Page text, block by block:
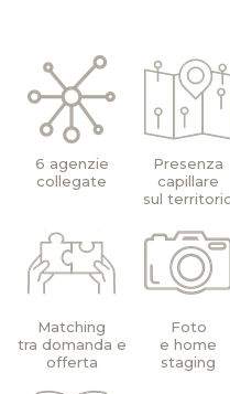
6 agenzie
collegate
Presenza
capillare
sul
Matching
tra domanda e
offerta
Foto
e home
staging